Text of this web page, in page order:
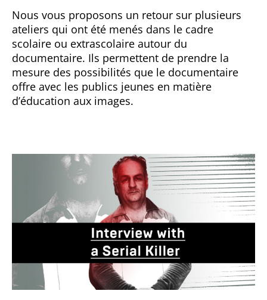
Nous vous proposons un retour sur plusieurs
ateliers qui ont été menés dans le cadre
scolaire ou extrascolaire autour du
documentaire. Ils permettent de prendre la
mesure des possibilités que le documentaire
offre avec les publics jeunes en matière
d’éducation aux images.